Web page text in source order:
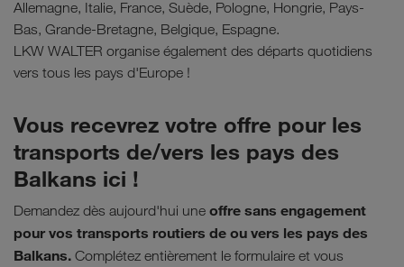
Allemagne, Italie, France, Suède, Pologne, Hongrie, Pays-
Bas, Grande-Bretagne, Belgique, Espagne.
LKW WALTER organise également des départs quotidiens
vers tous les pays d'Europe !
Vous recevrez votre offre pour les
transports de/vers les pays des
Balkans ici !
Demandez dès aujourd'hui une offre sans engagement
pour vos transports routiers de ou vers les pays des
Balkans. Complétez entièrement le formulaire et vous